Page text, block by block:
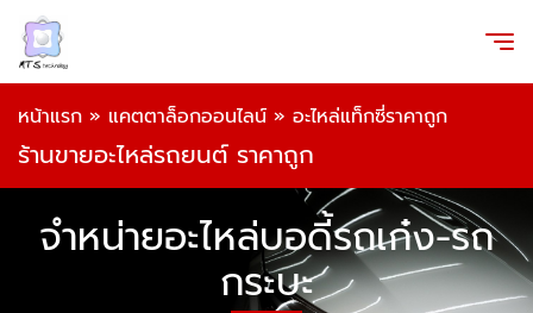
หน้าแรก » แคตตาล็อกออนไลน์ » อะไหล่แท็กซี่ราคาถูก
ร้านขายอะไหล่รถยนต์ ราคาถูก
จำหน่ายอะไหล่บอดี้รถเก๋ง-รถ
กระบะ